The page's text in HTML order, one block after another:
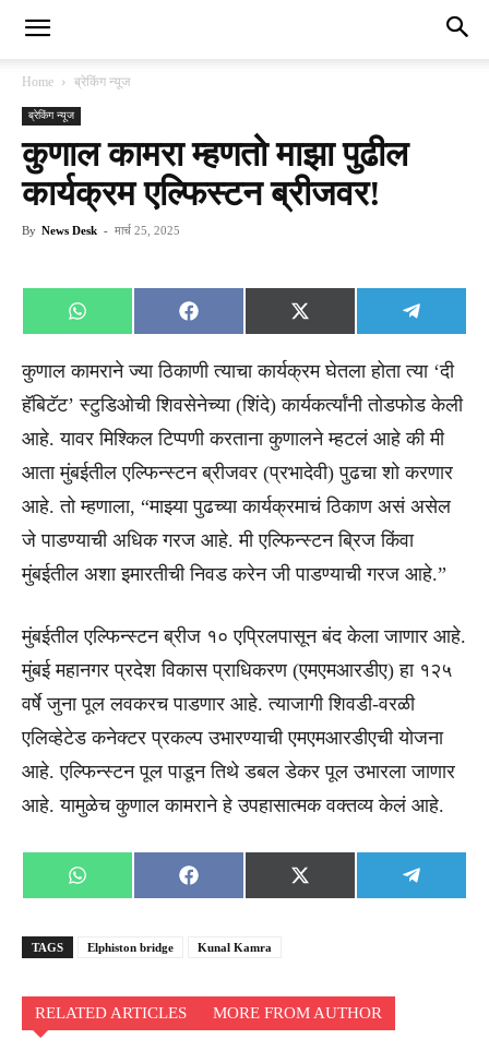
Home ब्रेकिंग न्यूज
ब्रेकिंग न्यूज
कुणाल कामरा म्हणतो माझा पुढील
कार्यक्रम एल्फिस्टन ब्रीजवर!
By News Desk - मार्च 25, 2025
Share
on
WhatsApp
Share
on
Facebook
Share
on
X
(Twitter)
Share
on
कुणाल कामराने ज्या ठिकाणी त्याचा कार्यक्रम घेतला होता त्या ‘दी
हॅबिटॅट’ स्टुडिओची शिवसेनेच्या (शिंदे) कार्यकर्त्यांनी तोडफोड केली
आहे. यावर मिश्किल टिप्पणी करताना कुणालने म्हटलं आहे की मी
आता मुंबईतील एल्फिन्स्टन ब्रीजवर (प्रभादेवी) पुढचा शो करणार
आहे. तो म्हणाला, “माझ्या पुढच्या कार्यक्रमाचं ठिकाण असं असेल
जे पाडण्याची अधिक गरज आहे. मी एल्फिन्स्टन ब्रिज किंवा
मुंबईतील अशा इमारतीची निवड करेन जी पाडण्याची गरज आहे.”
मुंबईतील एल्फिन्स्टन ब्रीज १० एप्रिलपासून बंद केला जाणार आहे.
मुंबई महानगर प्रदेश विकास प्राधिकरण (एमएमआरडीए) हा १२५
वर्षे जुना पूल लवकरच पाडणार आहे. त्याजागी शिवडी-वरळी
एलिव्हेटेड कनेक्टर प्रकल्प उभारण्याची एमएमआरडीएची योजना
आहे. एल्फिन्स्टन पूल पाडून तिथे डबल डेकर पूल उभारला जाणार
आहे. यामुळेच कुणाल कामराने हे उपहासात्मक वक्तव्य केलं आहे.
Share
on
WhatsApp
Share
on
Facebook
Share
on
X
(Twitter)
Share
on
TAGS Elphiston bridge Kunal Kamra
RELATED ARTICLES MORE FROM AUTHOR